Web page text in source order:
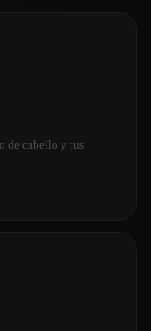
de cabello y tus